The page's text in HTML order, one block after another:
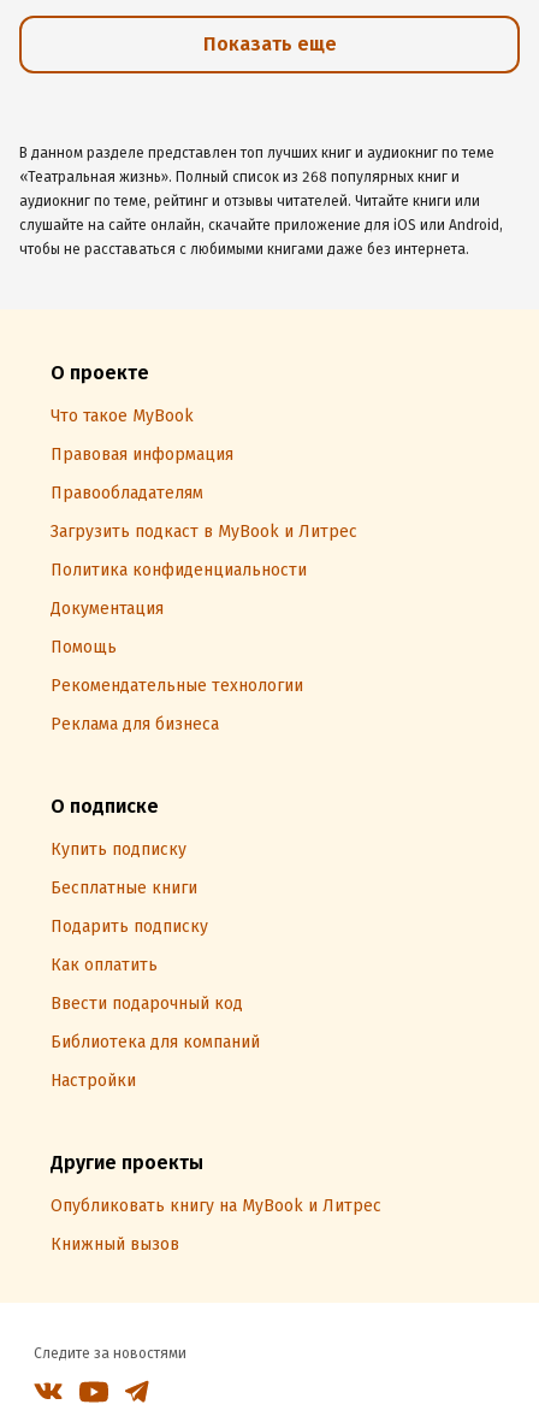
Показать еще
В данном разделе представлен топ лучших книг и аудиокниг по теме
«Театральная жизнь». Полный список из 268 популярных книг и
аудиокниг по теме, рейтинг и отзывы читателей. Читайте книги или
слушайте на сайте онлайн, скачайте приложение для iOS или Android,
чтобы не расставаться с любимыми книгами даже без интернета.
О проекте
Что такое MyBook
Правовая информация
Правообладателям
Загрузить подкаст в MyBook и Литрес
Политика конфиденциальности
Документация
Помощь
Рекомендательные технологии
Реклама для бизнеса
О подписке
Купить подписку
Бесплатные книги
Подарить подписку
Как оплатить
Ввести подарочный код
Библиотека для компаний
Настройки
Другие проекты
Опубликовать книгу на MyBook и Литрес
Книжный вызов
Следите за новостями